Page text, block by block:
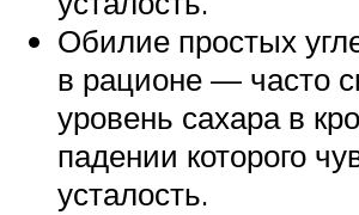
Обилие простых
в рационе — часто
уровень сахара в
падении которого
усталость.